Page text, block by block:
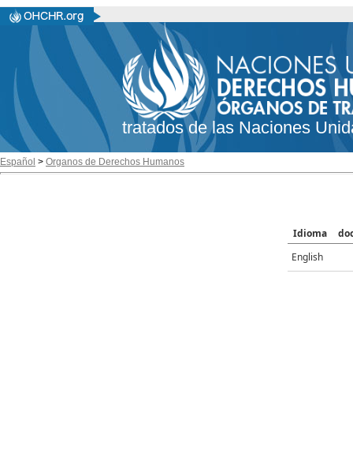
tratados de las Naciones
Español > Organos de Derechos Humanos
Idioma
English